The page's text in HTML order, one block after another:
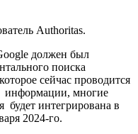
Authoritas.
должен был
поиска
сейчас проводится
информации, многие
будет интегрирована в
2024-го.